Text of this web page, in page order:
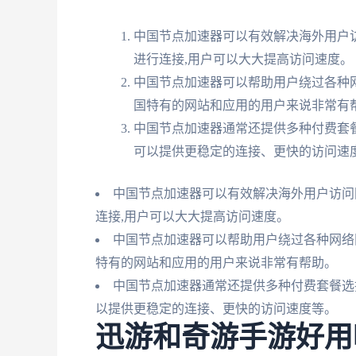
中国节点加速器可以有效解决海外用
进行连接,用户可以大大提高访问速度。
中国节点加速器可以帮助用户绕过各
国特有的网站和应用的用户来说非常有
中国节点加速器通常还提供多种付费
可以提供更稳定的连接、更快的访问速
中国节点加速器可以有效解决海外用户访
连接,用户可以大大提高访问速度。
中国节点加速器可以帮助用户绕过各种网
特有的网站和应用的用户来说非常有帮助。
中国节点加速器通常还提供多种付费套餐
以提供更稳定的连接、更快的访问速度等。
迅游和奇游手游好